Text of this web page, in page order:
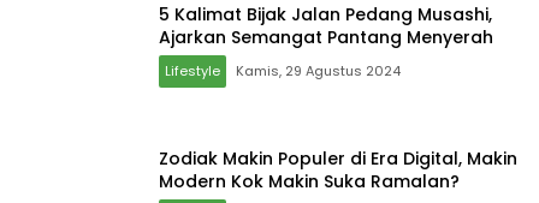
5 Kalimat Bijak Jalan Pedang Musashi,
Ajarkan Semangat Pantang Menyerah
Lifestyle Kamis, 29 Agustus 2024
Zodiak Makin Populer di Era Digital, Makin
Modern Kok Makin Suka Ramalan?